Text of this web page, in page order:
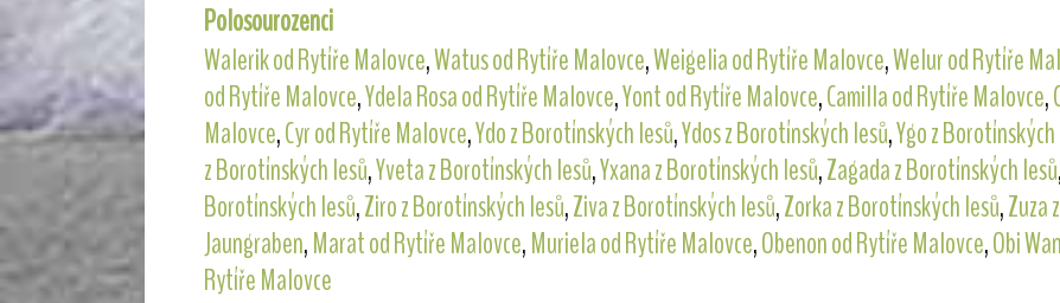
Polosourozenci
Walerik od Rytíře Malovce,Watus od Rytíře Malovce,Weigelia od Rytíře Malovce,Welur od Rytíře
od Rytíře Malovce,Ydela Rosa od Rytíře Malovce,Yont od Rytíře Malovce,Camilla od Rytíře Malovce,
Malovce,Cyr od Rytíře Malovce,Ydo z Borotínských lesů,Ydos z Borotínských lesů,Ygo z
z Borotínských lesů,Yveta z Borotínských lesů,Yxana z Borotínských lesů,Zagada z Borotínských lesů,
Borotínských lesů,Ziro z Borotínských lesů,Ziva z Borotínských lesů,Zorka z Borotínských lesů,Zuza
Jaungraben,Marat od Rytíře Malovce,Muriela od Rytíře Malovce,Obenon od Rytíře Malovce,Obi
Rytíře Malovce